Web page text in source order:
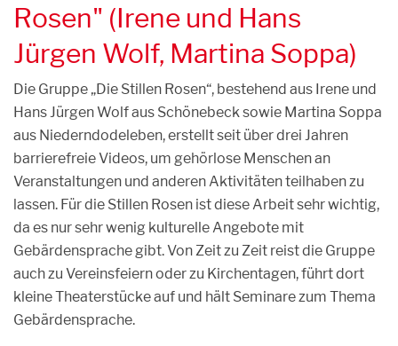
Rosen" (Irene und Hans
Jürgen Wolf, Martina Soppa)
Die Gruppe „Die Stillen Rosen“, bestehend aus Irene und
Hans Jürgen Wolf aus Schönebeck sowie Martina Soppa
aus Niederndodeleben, erstellt seit über drei Jahren
barrierefreie Videos, um gehörlose Menschen an
Veranstaltungen und anderen Aktivitäten teilhaben zu
lassen. Für die Stillen Rosen ist diese Arbeit sehr wichtig,
da es nur sehr wenig kulturelle Angebote mit
Gebärdensprache gibt. Von Zeit zu Zeit reist die Gruppe
auch zu Vereinsfeiern oder zu Kirchentagen, führt dort
kleine Theaterstücke auf und hält Seminare zum Thema
Gebärdensprache.